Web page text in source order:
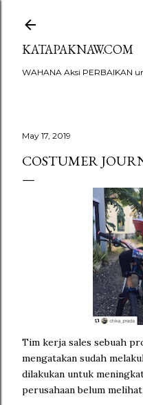
KATAPAKNAW.COM
WAHANA Aksi PERBAIKAN
May 17, 2019
COSTUMER
Tim kerja sales sebuah
mengatakan sudah
dilakukan untuk
perusahaan belum